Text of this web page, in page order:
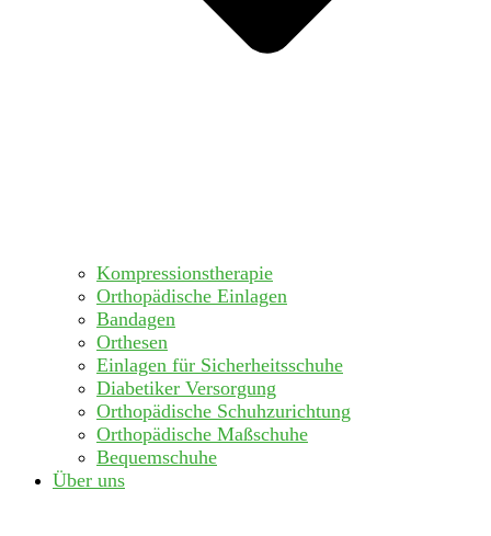
Kompressionstherapie
Orthopädische Einlagen
Bandagen
Orthesen
Einlagen für Sicherheitsschuhe
Diabetiker Versorgung
Orthopädische Schuhzurichtung
Orthopädische Maßschuhe
Bequemschuhe
Über uns